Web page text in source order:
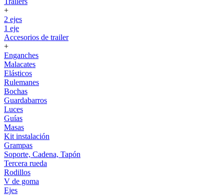
+
2 ejes
1 eje
Accesorios de trailer
+
Enganches
Malacates
Elásticos
Rulemanes
Bochas
Guardabarros
Luces
Guías
Masas
Kit instalación
Grampas
Soporte, Cadena, Tapón
Tercera rueda
Rodillos
V de goma
Ejes